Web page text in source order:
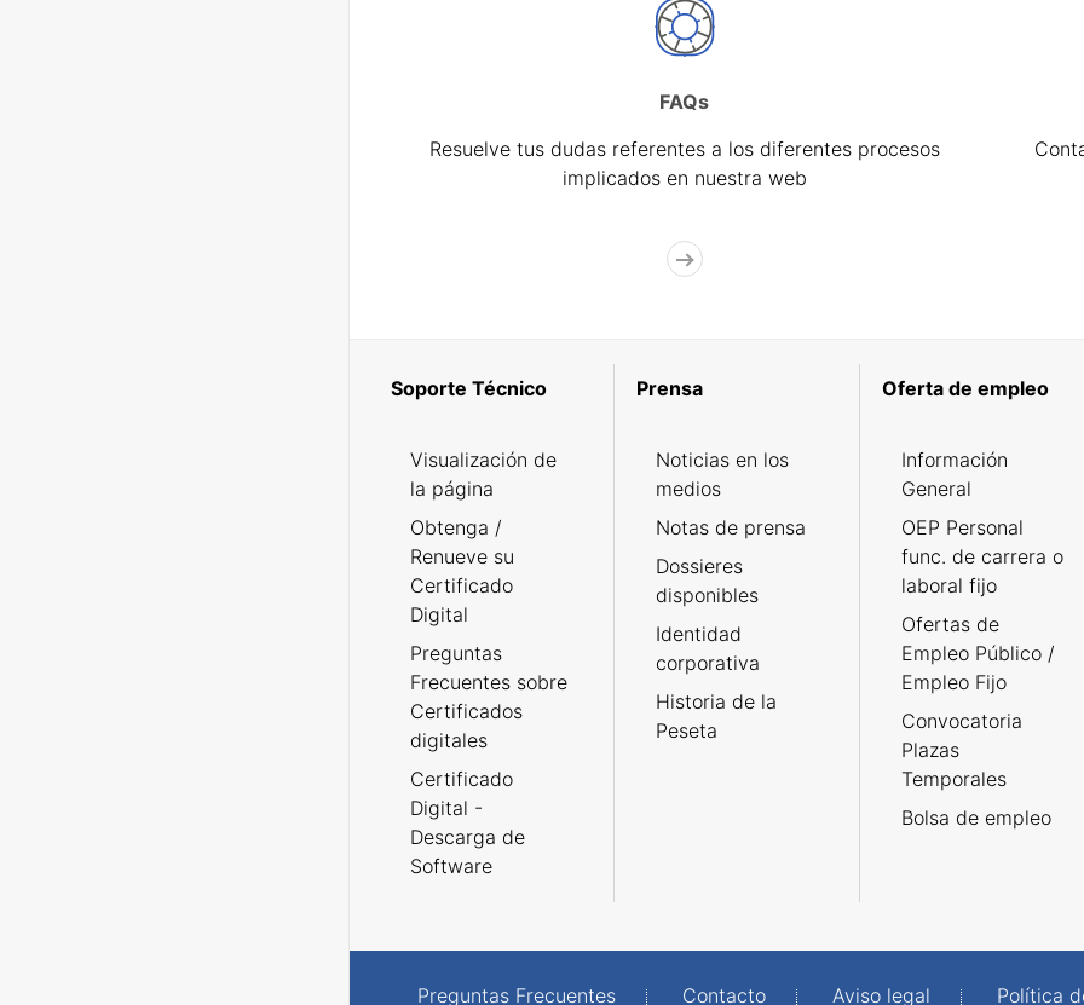
FAQs
Resuelve tus dudas referentes a los diferentes procesos
implicados en nuestra web
Soporte Técnico
Visualización de
la página
Obtenga /
Renueve su
Certificado
Digital
Preguntas
Frecuentes sobre
Certificados
digitales
Certificado
Digital -
Descarga de
Software
Prensa
Noticias en los
medios
Notas de prensa
Dossieres
disponibles
Identidad
corporativa
Historia de la
Peseta
Oferta de empleo
Información
General
OEP Personal
func. de carrera o
laboral fijo
Ofertas de
Empleo Público /
Empleo Fijo
Convocatoria
Plazas
Temporales
Bolsa de empleo
Preguntas Frecuentes Contacto Aviso legal Política